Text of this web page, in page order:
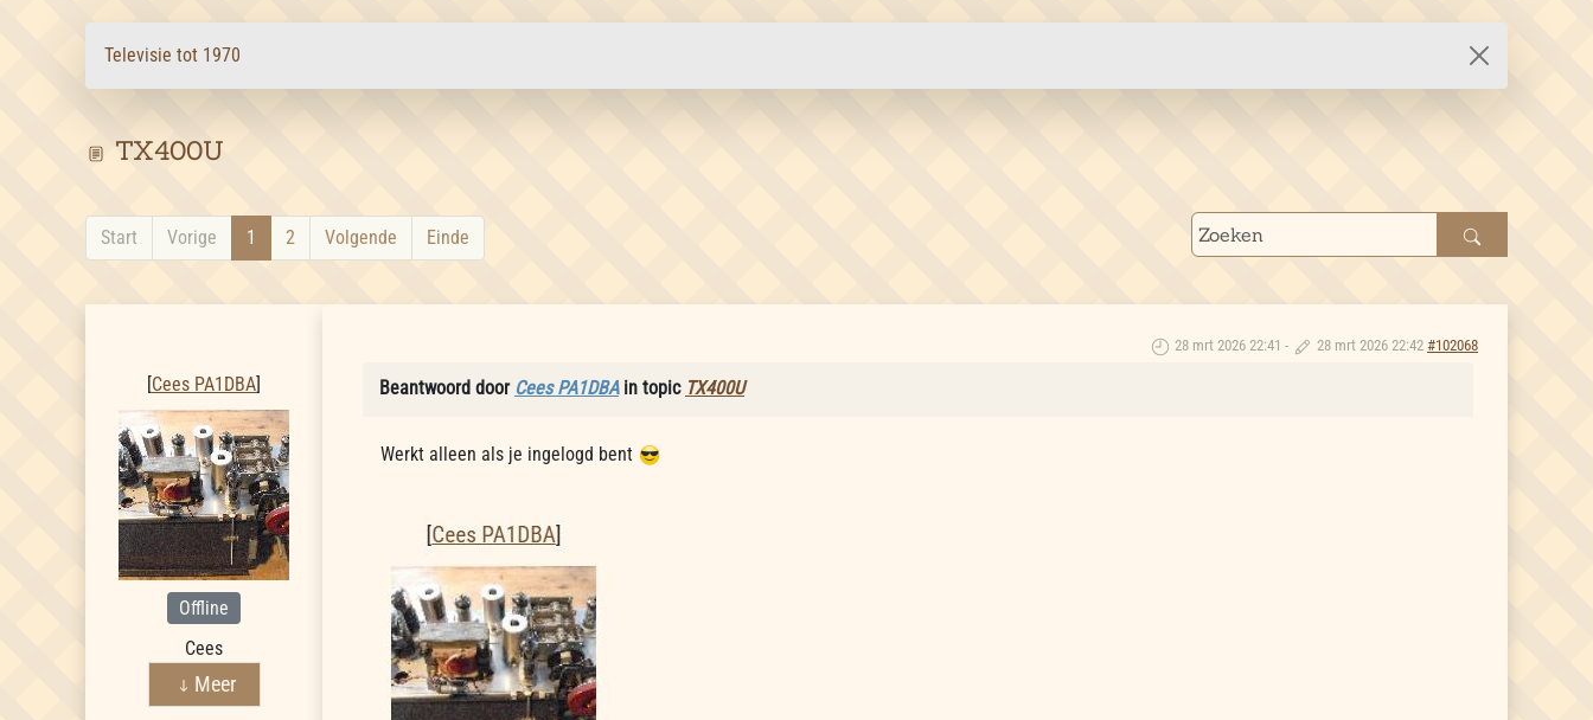
Televisie tot 1970
TX400U
Start Vorige 1 2 Volgende Einde
[Cees PA1DBA]
Offline
Cees
Meer
28 mrt 2026 22:41 - 28 mrt 2026 22:42 #102068
Beantwoord door Cees PA1DBAin topic TX400U
Werkt alleen als je ingelogd bent